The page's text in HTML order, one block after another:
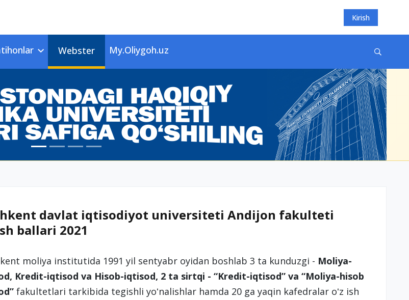
Kirish
Webster My.Oliygoh.uz
davlat iqtisodiyot universiteti Andijon fakulteti
ballari 2021
moliya institutida 1991 yil sentyabr oyidan boshlab 3 ta kunduzgi - Moliya-
Kredit-iqtisod va Hisob-iqtisod, 2 ta sirtqi - “Kredit-iqtisod” va “Moliya-hisob
fakultetlari tarkibida tegishli yoʻnalishlar hamda 20 ga yaqin kafedralar oʻz ish